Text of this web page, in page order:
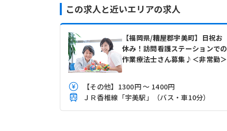
この求人と近いエリアの求人
【福岡県/糟屋郡宇美町】日祝お
休み！訪問看護ステーションでの
作業療法士さん募集♪＜非常勤＞
【その他】1300円 ～ 1400円
ＪＲ香椎線「宇美駅」（バス・車10分）